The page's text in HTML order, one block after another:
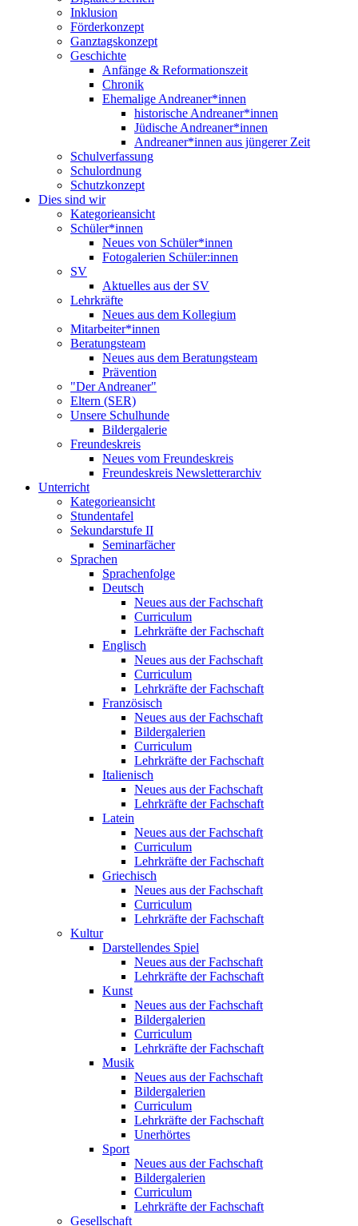
Inklusion
Förderkonzept
Ganztagskonzept
Geschichte
Anfänge & Reformationszeit
Chronik
Ehemalige Andreaner*innen
historische Andreaner*innen
Jüdische Andreaner*innen
Andreaner*innen aus jüngerer Zeit
Schulverfassung
Schulordnung
Schutzkonzept
Dies sind wir
Kategorieansicht
Schüler*innen
Neues von Schüler*innen
Fotogalerien Schüler:innen
SV
Aktuelles aus der SV
Lehrkräfte
Neues aus dem Kollegium
Mitarbeiter*innen
Beratungsteam
Neues aus dem Beratungsteam
Prävention
"Der Andreaner"
Eltern (SER)
Unsere Schulhunde
Bildergalerie
Freundeskreis
Neues vom Freundeskreis
Freundeskreis Newsletterarchiv
Unterricht
Kategorieansicht
Stundentafel
Sekundarstufe II
Seminarfächer
Sprachen
Sprachenfolge
Deutsch
Neues aus der Fachschaft
Curriculum
Lehrkräfte der Fachschaft
Englisch
Neues aus der Fachschaft
Curriculum
Lehrkräfte der Fachschaft
Französisch
Neues aus der Fachschaft
Bildergalerien
Curriculum
Lehrkräfte der Fachschaft
Italienisch
Neues aus der Fachschaft
Lehrkräfte der Fachschaft
Latein
Neues aus der Fachschaft
Curriculum
Lehrkräfte der Fachschaft
Griechisch
Neues aus der Fachschaft
Curriculum
Lehrkräfte der Fachschaft
Kultur
Darstellendes Spiel
Neues aus der Fachschaft
Lehrkräfte der Fachschaft
Kunst
Neues aus der Fachschaft
Bildergalerien
Curriculum
Lehrkräfte der Fachschaft
Musik
Neues aus der Fachschaft
Bildergalerien
Curriculum
Lehrkräfte der Fachschaft
Unerhörtes
Sport
Neues aus der Fachschaft
Bildergalerien
Curriculum
Lehrkräfte der Fachschaft
Gesellschaft